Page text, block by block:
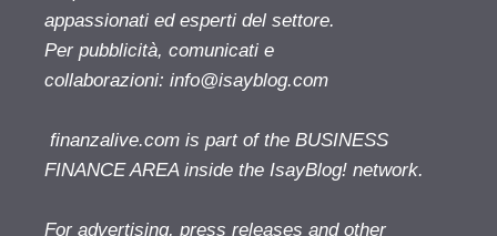
appassionati ed esperti del settore.
Per pubblicità, comunicati e
collaborazioni: info@isayblog.com
finanzalive.com is part of the BUSINESS
FINANCE AREA inside the IsayBlog! network.
For advertising, press releases and other